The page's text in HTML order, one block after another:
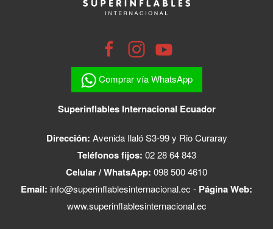
Comprar vía WhatsApp
Superinflables Internacional Ecuador
Dirección: Avenida Ilaló S3-99 y Rio Curaray
Teléfonos fijos: 02 28 64 843
Celular / WhatsApp: 098 500 4610
Email: info@superinflablesinternacional.ec - Página Web:
www.superinflablesinternacional.ec